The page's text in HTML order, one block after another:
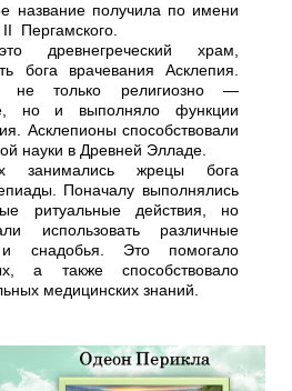
название получила по имени
Пергамского.
храм,
бога врачевания Асклепия.
не только религиозно —
но и выполняло функции
Асклепионы способствовали
науки в Древней Элладе.
занимались жрецы бога
Поначалу выполнялись
ритуальные действия, но
использовать различные
снадобья. Это помогало
а также способствовало
медицинских знаний.